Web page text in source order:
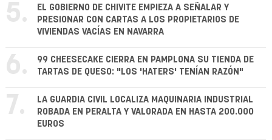
5.
EL GOBIERNO DE CHIVITE EMPIEZA A SEÑALAR Y
PRESIONAR CON CARTAS A LOS PROPIETARIOS DE
VIVIENDAS VACÍAS EN NAVARRA
6.
99 CHEESECAKE CIERRA EN PAMPLONA SU TIENDA DE
TARTAS DE QUESO: "LOS 'HATERS' TENÍAN RAZÓN"
7.
LA GUARDIA CIVIL LOCALIZA MAQUINARIA INDUSTRIAL
ROBADA EN PERALTA Y VALORADA EN HASTA 200.000
EUROS